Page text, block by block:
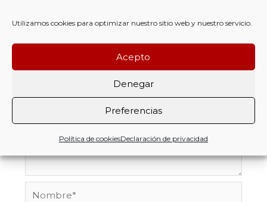
Utilizamos cookies para optimizar nuestro sitio web y nuestro servicio.
Acepto
Denegar
Preferencias
Política de cookiesDeclaración de privacidad
Comentario
Nombre*